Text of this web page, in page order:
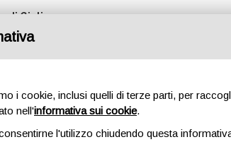
di Giulia
COSMETICI
i cookie, inclusi quelli di terze parti, per
nell'informativa sui cookie.
l'utilizzo chiudendo questa